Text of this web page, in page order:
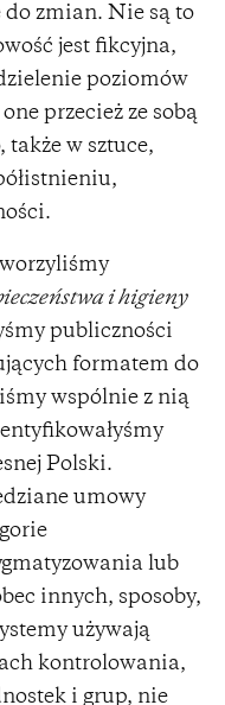
do zmian. Nie są to
jest fikcyjna,
poziomów
przecież ze sobą
także w sztuce,
i higieny
publiczności
formatem do
wspólnie z nią
Polski.
umowy
lub
innych, sposoby,
używają
kontrolowania,
i grup, nie